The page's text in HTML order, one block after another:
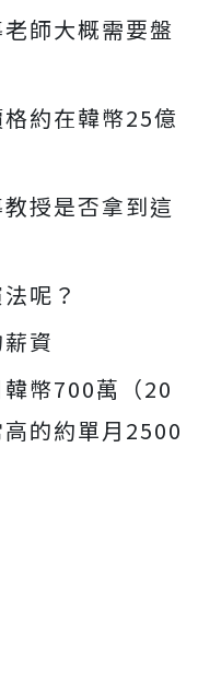
師大概需要盤
約在韓幣25億
授是否拿到這
呢？
資
幣700萬（20
的約單月2500